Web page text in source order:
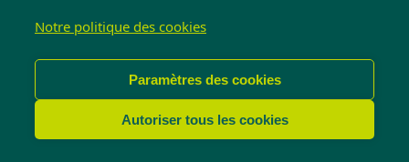
Notre politique des cookies
Paramètres des cookies
Autoriser tous les cookies
Portes en aluminium